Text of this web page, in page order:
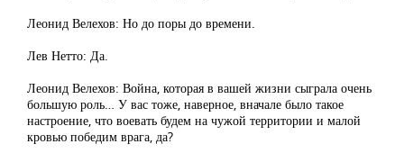
Леонид Велехов: Но до поры до времени.
Лев Нетто: Да.
Леонид Велехов: Война, которая в вашей жизни сыграла очень
большую роль… У вас тоже, наверное, вначале было такое
настроение, что воевать будем на чужой территории и малой
кровью победим врага, да?